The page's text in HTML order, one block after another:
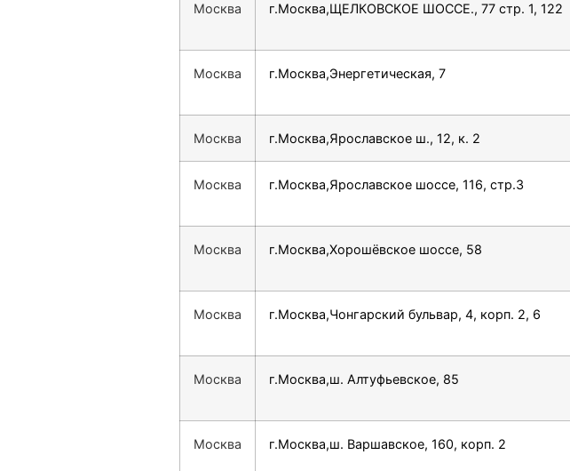
Москва г.Москва,ЩЕЛКОВСКОЕ ШОССЕ., 77 стр. 1, 122
Москва г.Москва,Энергетическая, 7
Москва г.Москва,Ярославское ш., 12, к. 2
Москва г.Москва,Ярославское шоссе, 116, стр.3
Москва г.Москва,Хорошёвское шоссе, 58
Москва г.Москва,Чонгарский бульвар, 4, корп. 2, 6
Москва г.Москва,ш. Алтуфьевское, 85
Москва г.Москва,ш. Варшавское, 160, корп. 2